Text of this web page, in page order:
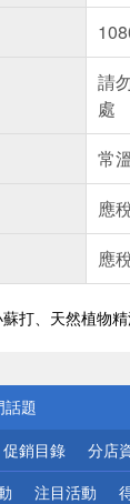
請
處
常溫
應
應
打、天然植物
公告
話題
優惠
地區配送
網頁！請小心！
促銷目錄 分店
注目活動